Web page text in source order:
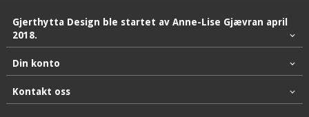
Gjerthytta Design ble startet av Anne-Lise Gjævran april
2018.
Din konto
Kontakt oss